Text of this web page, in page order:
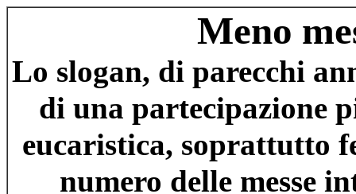
Meno
Lo slogan, di parecchi
di una partecipazione
eucaristica, soprattutto
numero delle messe